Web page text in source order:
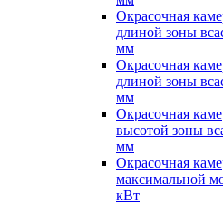
Окрасочная
длиной зоны
мм
Окрасочная
длиной зоны
мм
Окрасочная
высотой зоны
мм
Окрасочная
максимальной
кВт